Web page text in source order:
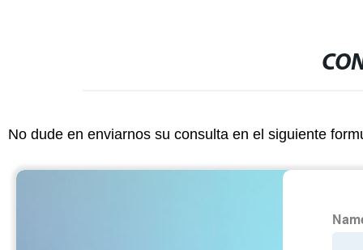
No dude en enviarnos su consulta en el siguiente